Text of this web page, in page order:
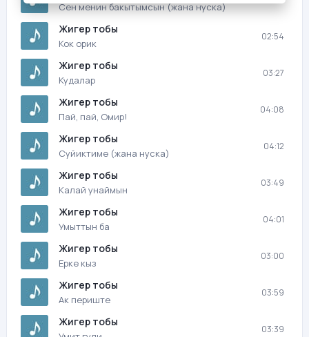
Сен менин бакытымсын (жана нуска)
Жигер тобы
Кок орик
02:54
Жигер тобы
Кудалар
03:27
Жигер тобы
Пай, пай, Омир!
04:08
Жигер тобы
Суйиктиме (жана нуска)
04:12
Жигер тобы
Калай унаймын
03:49
Жигер тобы
Умыттын ба
04:01
Жигер тобы
Ерке кыз
03:00
Жигер тобы
Ак периште
03:59
Жигер тобы
03:39